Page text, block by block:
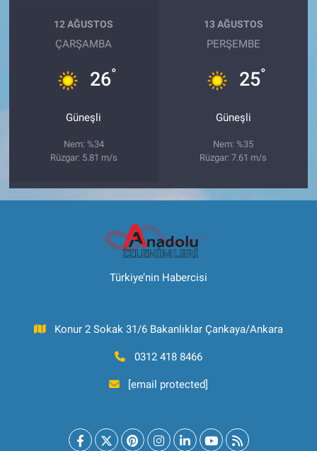
12 AĞUSTOS
ÇARŞAMBA
26°
Güneşli
Nem: %34
Rüzgar: 5.81 m/s
13 AĞUSTOS
PERŞEMBE
25°
Güneşli
Nem: %35
Rüzgar: 7.61 m/s
Türkiye’nin Habercisi
Konur 2 Sokak 31/6 Bakanlıklar Çankaya/Ankara
0312 418 8466
[email protected]